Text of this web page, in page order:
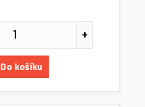
Do košíku